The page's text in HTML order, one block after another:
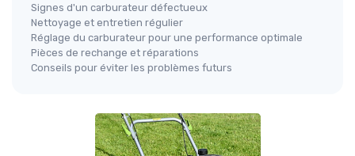
Signes d'un carburateur défectueux
Nettoyage et entretien régulier
Réglage du carburateur pour une performance optimale
Pièces de rechange et réparations
Conseils pour éviter les problèmes futurs